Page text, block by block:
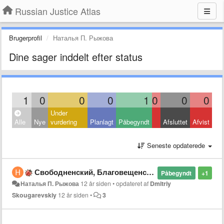
Russian Justice Atlas
Brugerprofil Наталья П. Рыжова
Dine sager inddelt efter status
1 0 0 0 1 0 0 0
Alle Nye
Under
vurdering
Planlagt Påbegyndt Afsluttet Afvist
Seneste opdaterede
+1
Påbegyndt
Свободненский, Благовещенский ГОРОДСКИЕ суды. Почему "100 % населения живут в сельской местности"?
Наталья П. Рыжова 12 år siden •opdateret af Dmitriy
Skougarevskiy 12 år siden • 3